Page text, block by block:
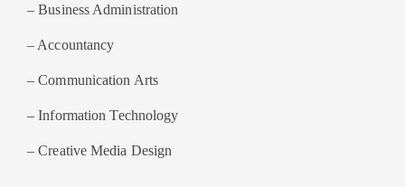
– Business Administration
– Accountancy
– Communication Arts
– Information Technology
– Creative Media Design